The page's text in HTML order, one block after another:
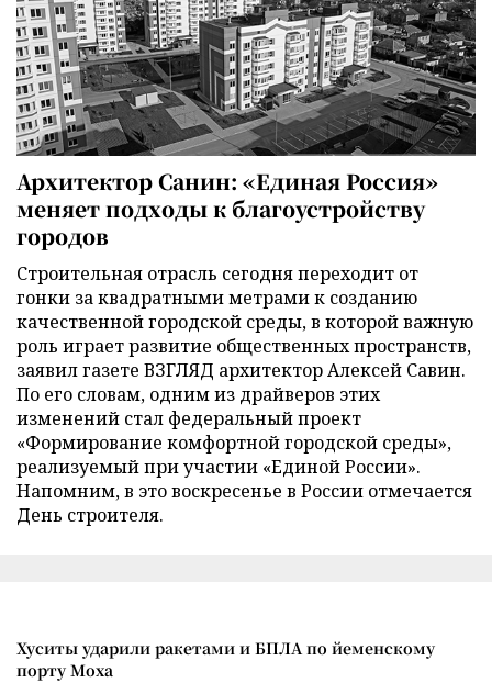
Архитектор Санин: «Единая Россия»
меняет подходы к благоустройству
городов
Строительная отрасль сегодня переходит от
гонки за квадратными метрами к созданию
качественной городской среды, в которой важную
роль играет развитие общественных пространств,
заявил газете ВЗГЛЯД архитектор Алексей Савин.
По его словам, одним из драйверов этих
изменений стал федеральный проект
«Формирование комфортной городской среды»,
реализуемый при участии «Единой России».
Напомним, в это воскресенье в России отмечается
День строителя.
Хуситы ударили ракетами и БПЛА по йеменскому
порту Моха